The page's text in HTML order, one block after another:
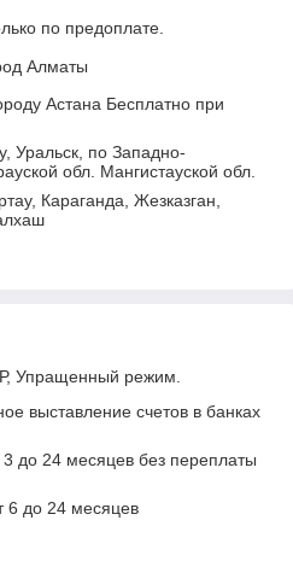
по предоплате.
Алматы
Астана Бесплатно при
Уральск, по Западно-
обл. Мангистауской обл.
Караганда, Жезказган,
Упращенный режим.
выставление счетов в банках
до 24 месяцев без переплаты
до 24 месяцев